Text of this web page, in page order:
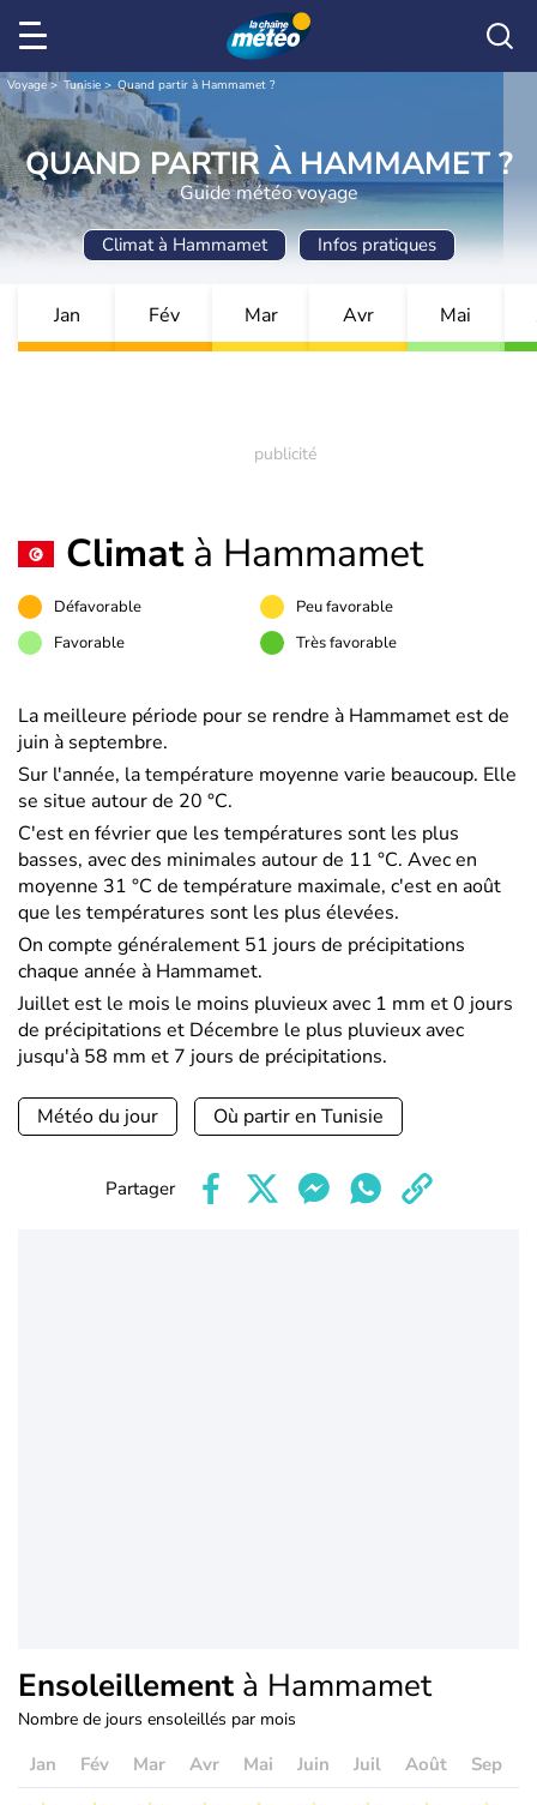
Voyage Tunisie Quand partir à Hammamet ?
QUAND PARTIR À HAMMAMET ?
Guide météo voyage
Climat à Hammamet Infos pratiques
Jan Fév Mar Avr Mai
Climatà Hammamet
Défavorable
Peu favorable
Favorable
Très favorable
La meilleure période pour se rendre à Hammamet est de
juin à septembre.
Sur l'année, la température moyenne varie beaucoup. Elle
se situe autour de 20 °C.
C'est en février que les températures sont les plus
basses, avec des minimales autour de 11 °C. Avec en
moyenne 31 °C de température maximale, c'est en août
que les températures sont les plus élevées.
On compte généralement 51 jours de précipitations
chaque année à Hammamet.
Juillet est le mois le moins pluvieux avec 1 mm et 0 jours
de précipitations et Décembre le plus pluvieux avec
jusqu'à 58 mm et 7 jours de précipitations.
Météo du jour Où partir en Tunisie
Partager
Ensoleillement à Hammamet
Nombre de jours ensoleillés par mois
Jan Fév Mar Avr Mai Juin Juil Août Sep